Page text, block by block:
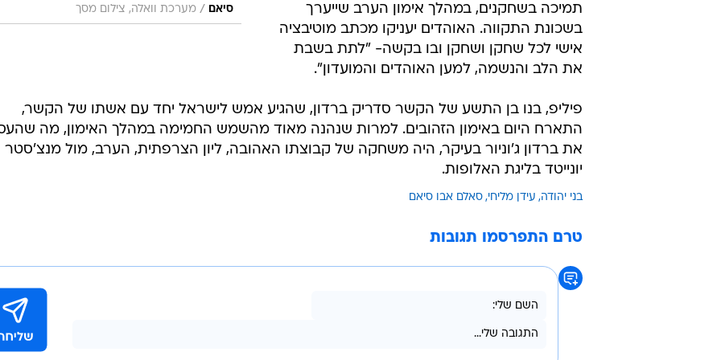
סיאם / מערכת וואלה, צילום מסך
תמיכה בשחקנים, במהלך אימון הערב שייערך
בשכונת התקווה. האוהדים יעניקו מכתב מוטיבציה
אישי לכל שחקן ושחקן ובו בקשה- "לתת בשבת
את הלב והנשמה, למען האוהדים והמועדון".
פיליפ, בנו בן התשע של הקשר סדריק ברדון, שהגיע אמש לישראל יחד עם אשתו של הקשר,
התארח היום באימון הזהובים. למרות שנהנה מאוד מהשמש החמימה במהלך האימון, מה
את ברדון ג'וניור בעיקר, היה משחקה של קבוצתו האהובה, ליון הצרפתית, הערב, מול מנצ'סטר
יונייטד בליגת האלופות.
בני יהודה עידן מליחי סאלם אבו סיאם
טרם התפרסמו תגובות